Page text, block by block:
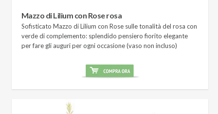
Mazzo di Lilium con Rose rosa
Sofisticato Mazzo di Lilium con Rose sulle tonalità del rosa con
verde di complemento: splendido pensiero fiorito elegante
per fare gli auguri per ogni occasione (vaso non incluso)